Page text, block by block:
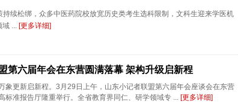
续松绑，众多中医药院校放宽历史类考生选科限制，文科生迎来学医机
域 ... [更多详细]
第六届年会在东营圆满落幕 架构升级启新程
象更新启新程。3月29日上午，山东小记者联盟第六届年会座谈会在东营
标准报告厅隆重举行。全省教育界同仁、研学领域专 ... [更多详细]